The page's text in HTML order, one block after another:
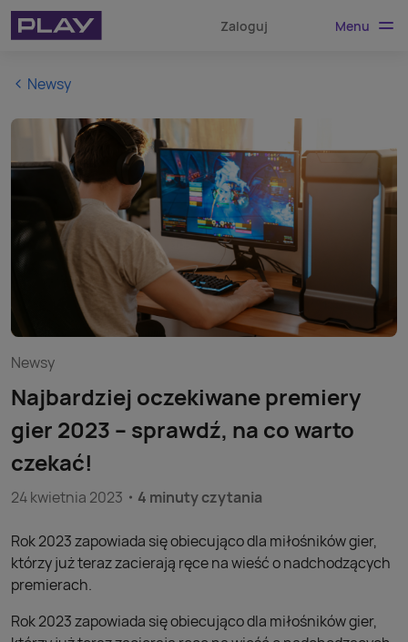
Zaloguj Menu
Newsy
Newsy
Najbardziej oczekiwane premiery
gier 2023 – sprawdź, na co warto
czekać!
24 kwietnia 2023 4 minuty czytania
Rok 2023 zapowiada się obiecująco dla miłośników gier,
którzy już teraz zacierają ręce na wieść o nadchodzących
premierach.
Rok 2023 zapowiada się obiecująco dla miłośników gier,